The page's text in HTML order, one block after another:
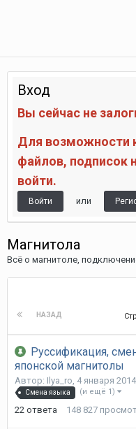
Вход
Вы сейчас не
Для возможности
файлов, подписок
войти.
Войти или
Магнитола
Всё о магнитоле,
НАЗАД
Руссификация,
японской магнитолы
Автор: Ilya_ro, 4 января 2014
Смена языка
(и ещё 1)
22 ответа 148 827